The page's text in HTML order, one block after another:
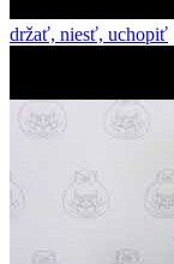
držať, niesť, uchopiť